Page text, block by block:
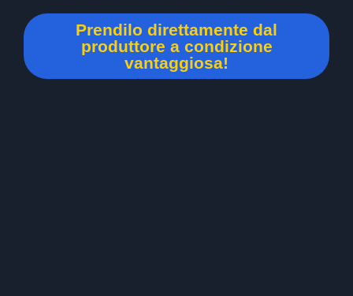
Prendilo direttamente dal
produttore a condizione
vantaggiosa!